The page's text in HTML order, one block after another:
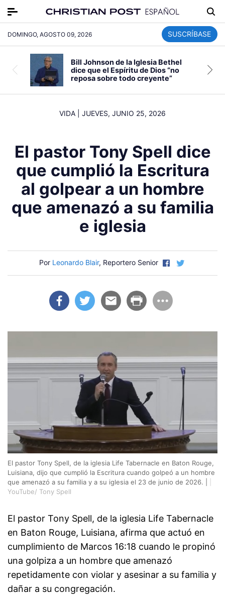
DOMINGO, AGOSTO 09, 2026 SUSCRÍBASE
Bill Johnson de la Iglesia Bethel
dice que el Espíritu de Dios “no
reposa sobre todo creyente”
VIDA JUEVES, JUNIO 25, 2026
El pastor Tony Spell dice
que cumplió la Escritura
al golpear a un hombre
que amenazó a su familia
e iglesia
Por Leonardo Blair, Reportero Senior
El pastor Tony Spell, de la iglesia Life Tabernacle en Baton Rouge,
Luisiana, dijo que cumplió la Escritura cuando golpeó a un hombre
que amenazó a su familia y a su iglesia el 23 de junio de 2026. |
YouTube/ Tony Spell
El pastor Tony Spell, de la iglesia Life Tabernacle
en Baton Rouge, Luisiana, afirma que actuó en
cumplimiento de Marcos 16:18 cuando le propinó
una golpiza a un hombre que amenazó
repetidamente con violar y asesinar a su familia y
dañar a su congregación.